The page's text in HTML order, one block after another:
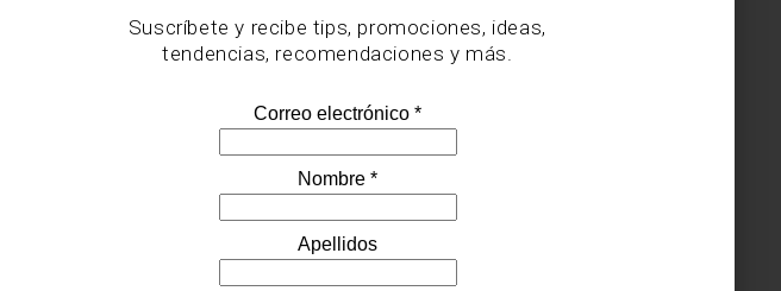
Suscríbete y recibe tips, promociones, ideas,
tendencias, recomendaciones y más.